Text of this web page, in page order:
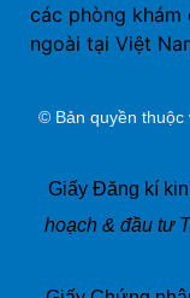
các phòng khám
ngoài tại Việt
© Bản quyền thuộc
Giấy Đăng kí
hoạch & đầu tư